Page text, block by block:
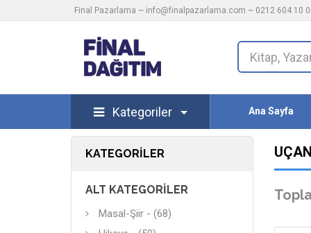
Final Pazarlama ~ info@finalpazarlama.com ~ 0212 604 10
Kategoriler Ana Sayfa
KATEGORILER
ALT KATEGORILER
Masal-Şiir - (68)